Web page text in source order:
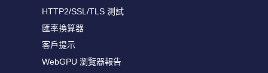
HTTP2/SSL/TLS 測試
匯率換算器
客戶提示
WebGPU 瀏覽器報告